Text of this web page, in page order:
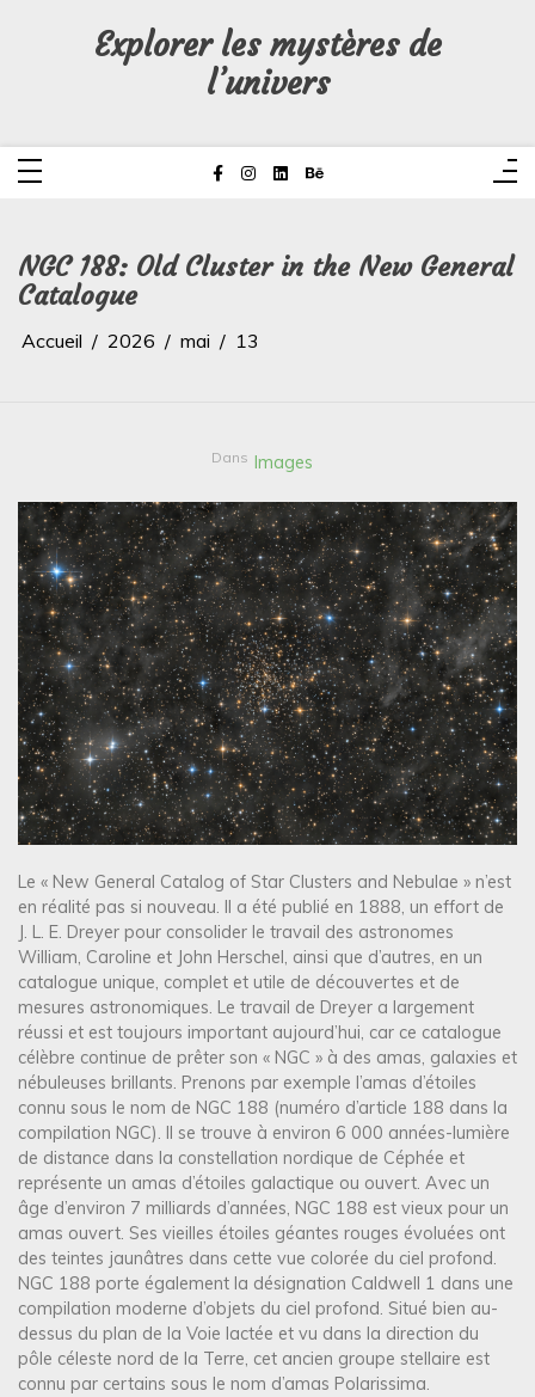
Explorer les mystères de
l’univers
NGC 188: Old Cluster in the New General
Catalogue
Accueil 2026 mai 13
Dans Images
Le « New General Catalog of Star Clusters and Nebulae » n’est
en réalité pas si nouveau. Il a été publié en 1888, un effort de
J. L. E. Dreyer pour consolider le travail des astronomes
William, Caroline et John Herschel, ainsi que d’autres, en un
catalogue unique, complet et utile de découvertes et de
mesures astronomiques. Le travail de Dreyer a largement
réussi et est toujours important aujourd’hui, car ce catalogue
célèbre continue de prêter son « NGC » à des amas, galaxies et
nébuleuses brillants. Prenons par exemple l’amas d’étoiles
connu sous le nom de NGC 188 (numéro d’article 188 dans la
compilation NGC). Il se trouve à environ 6 000 années-lumière
de distance dans la constellation nordique de Céphée et
représente un amas d’étoiles galactique ou ouvert. Avec un
âge d’environ 7 milliards d’années, NGC 188 est vieux pour un
amas ouvert. Ses vieilles étoiles géantes rouges évoluées ont
des teintes jaunâtres dans cette vue colorée du ciel profond.
NGC 188 porte également la désignation Caldwell 1 dans une
compilation moderne d’objets du ciel profond. Situé bien au-
dessus du plan de la Voie lactée et vu dans la direction du
pôle céleste nord de la Terre, cet ancien groupe stellaire est
connu par certains sous le nom d’amas Polarissima.